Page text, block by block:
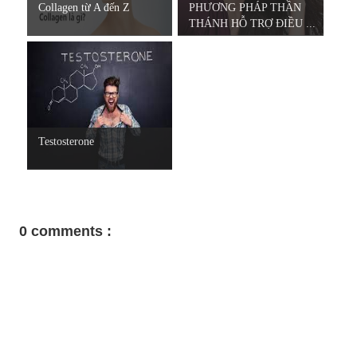
Collagen từ A đến Z
PHƯƠNG PHÁP THẦN
THÁNH HỖ TRỢ ĐIỀU ...
Testosterone
0 comments :